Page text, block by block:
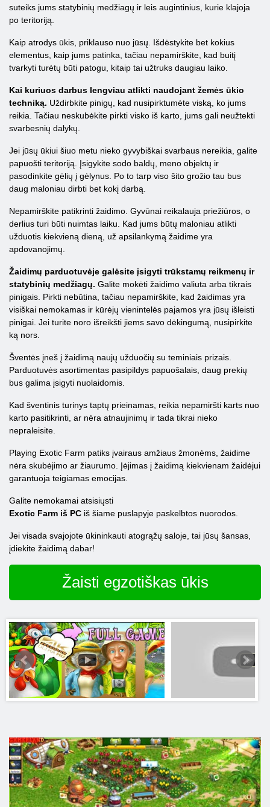
suteiks jums statybinių medžiagų ir leis augintinius, kurie klajoja
po teritoriją.
Kaip atrodys ūkis, priklauso nuo jūsų. Išdėstykite bet kokius
elementus, kaip jums patinka, tačiau nepamirškite, kad buitį
tvarkyti turėtų būti patogu, kitaip tai užtruks daugiau laiko.
Kai kuriuos darbus lengviau atlikti naudojant žemės ūkio
techniką. Uždirbkite pinigų, kad nusipirktumėte viską, ko jums
reikia. Tačiau neskubėkite pirkti visko iš karto, jums gali neužtekti
svarbesnių dalykų.
Jei jūsų ūkiui šiuo metu nieko gyvybiškai svarbaus nereikia, galite
papuošti teritoriją. Įsigykite sodo baldų, meno objektų ir
pasodinkite gėlių į gėlynus. Po to tarp viso šito grožio tau bus
daug maloniau dirbti bet kokį darbą.
Nepamirškite patikrinti žaidimo. Gyvūnai reikalauja priežiūros, o
derlius turi būti nuimtas laiku. Kad jums būtų maloniau atlikti
užduotis kiekvieną dieną, už apsilankymą žaidime yra
apdovanojimų.
Žaidimų parduotuvėje galėsite įsigyti trūkstamų reikmenų ir
statybinių medžiagų. Galite mokėti žaidimo valiuta arba tikrais
pinigais. Pirkti nebūtina, tačiau nepamirškite, kad žaidimas yra
visiškai nemokamas ir kūrėjų vienintelės pajamos yra jūsų išleisti
pinigai. Jei turite noro išreikšti jiems savo dėkingumą, nusipirkite
ką nors.
Šventės įneš į žaidimą naujų užduočių su teminiais prizais.
Parduotuvės asortimentas pasipildys papuošalais, daug prekių
bus galima įsigyti nuolaidomis.
Kad šventinis turinys taptų prieinamas, reikia nepamiršti karts nuo
karto pasitikrinti, ar nėra atnaujinimų ir tada tikrai nieko
nepraleisite.
Playing Exotic Farm patiks įvairaus amžiaus žmonėms, žaidime
nėra skubėjimo ar žiaurumo. Įėjimas į žaidimą kiekvienam žaidėjui
garantuoja teigiamas emocijas.
Galite nemokamai atsisiųsti
Exotic Farm iš PC iš šiame puslapyje paskelbtos nuorodos.
Jei visada svajojote ūkininkauti atogrąžų saloje, tai jūsų šansas,
įdiekite žaidimą dabar!
Žaisti egzotiškas ūkis